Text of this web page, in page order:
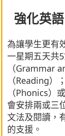
強化英
為讓學生更有
一星期五天共
（Grammar
（Reading）
（Phonics）
會安排兩或三
文法及閱讀，
的支援。